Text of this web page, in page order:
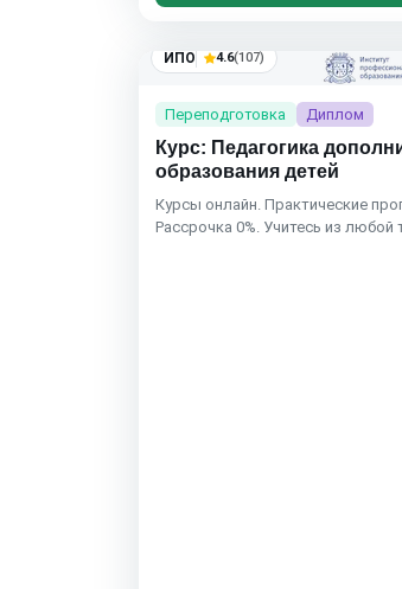
ИПО 4.6(107)
Переподготовка Диплом
Курс: Педагогика
образования детей
Курсы онлайн. Практические
Рассрочка 0%. Учитесь из любой